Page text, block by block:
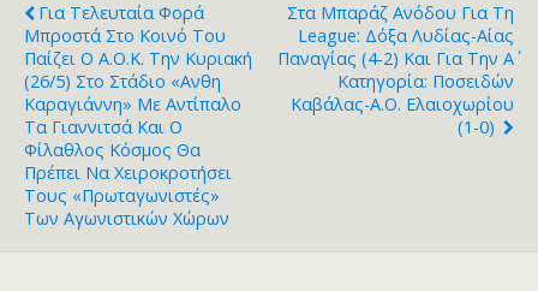
Για Τελευταία Φορά
Μπροστά Στο Κοινό Του
Παίζει Ο Α.Ο.Κ. Την Κυριακή
(26/5) Στο Στάδιο «Ανθη
Καραγιάννη» Με Αντίπαλο
Τα Γιαννιτσά Και Ο
Φίλαθλος Κόσμος Θα
Πρέπει Να Χειροκροτήσει
Τους «πρωταγωνιστές»
Των Αγωνιστικών Χώρων
Στα Μπαράζ Ανόδου Για Τη
League: Δόξα Λυδίας-Αίας
Παναγίας (4-2) Και Για Την Α΄
Κατηγορία: Ποσειδών
Καβάλας-Α.Ο. Ελαιοχωρίου
(1-0)